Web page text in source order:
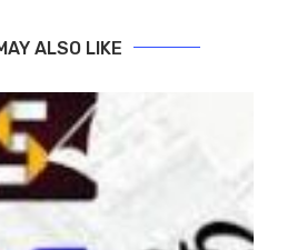
ALSO LIKE